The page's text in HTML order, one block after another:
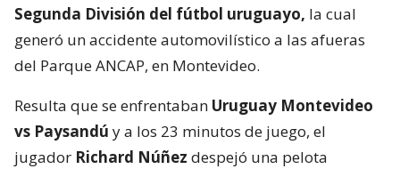
Segunda División del fútbol uruguayo, la cual
generó un accidente automovilístico a las afueras
del Parque ANCAP, en Montevideo.
Resulta que se enfrentaban Uruguay Montevideo
vs Paysandú y a los 23 minutos de juego, el
jugador Richard Núñez despejó una pelota